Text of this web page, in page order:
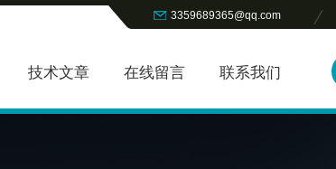
3359689365@qq.com
技术文章 在线留言 联系我们